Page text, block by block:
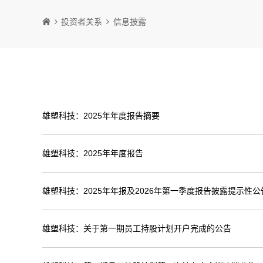
投资者关系 信息披露
雄塑科技：2025年年度报告摘要
雄塑科技：2025年年度报告
雄塑科技：2025年年报及2026年第一季度报告披露提示性公
雄塑科技：关于第一期员工持股计划开户完成的公告